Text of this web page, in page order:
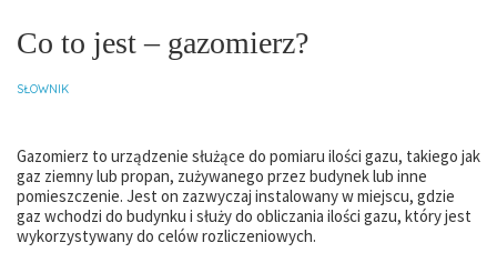
Co to jest – gazomierz?
SŁOWNIK
Gazomierz to urządzenie służące do pomiaru ilości gazu, takiego jak
gaz ziemny lub propan, zużywanego przez budynek lub inne
pomieszczenie. Jest on zazwyczaj instalowany w miejscu, gdzie
gaz wchodzi do budynku i służy do obliczania ilości gazu, który jest
wykorzystywany do celów rozliczeniowych.